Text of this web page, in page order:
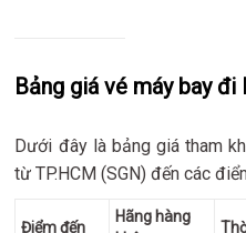
Bảng giá vé máy bay đi
Dưới đây là bảng giá tham
từ TP.HCM (SGN) đến các
Điểm đến
Hãng hàng